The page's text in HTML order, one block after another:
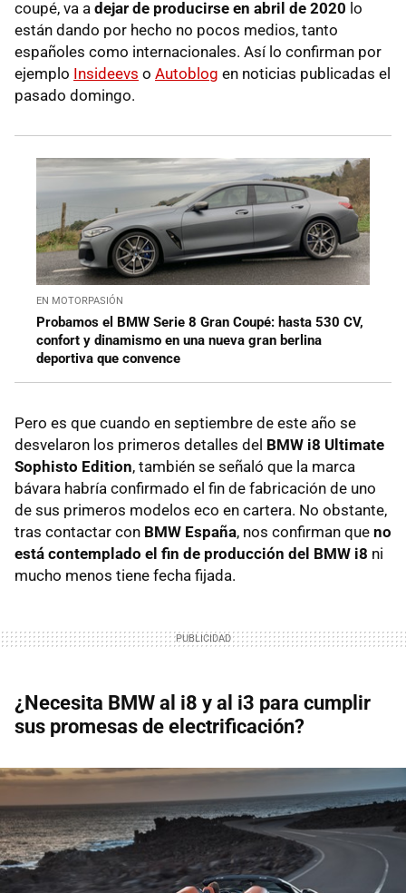
coupé, va a dejar de producirse en abril de 2020 lo
están dando por hecho no pocos medios, tanto
españoles como internacionales. Así lo confirman por
ejemplo Insideevs o Autoblog en noticias publicadas el
pasado domingo.
EN MOTORPASIÓN
Probamos el BMW Serie 8 Gran Coupé: hasta 530 CV,
confort y dinamismo en una nueva gran berlina
deportiva que convence
Pero es que cuando en septiembre de este año se
desvelaron los primeros detalles del BMW i8 Ultimate
Sophisto Edition, también se señaló que la marca
bávara habría confirmado el fin de fabricación de uno
de sus primeros modelos eco en cartera. No obstante,
tras contactar con BMW España, nos confirman que no
está contemplado el fin de producción del BMW i8 ni
mucho menos tiene fecha fijada.
¿Necesita BMW al i8 y al i3 para cumplir
sus promesas de electrificación?